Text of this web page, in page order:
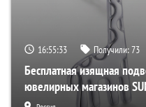
16:55:32 Получили:73
Бесплатная изящная
ювелирных магазинов